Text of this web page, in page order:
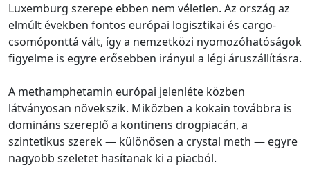
Luxemburg szerepe ebben nem véletlen. Az ország az
elmúlt években fontos európai logisztikai és cargo-
csomóponttá vált, így a nemzetközi nyomozóhatóságok
figyelme is egyre erősebben irányul a légi áruszállításra.
A methamphetamin európai jelenléte közben
látványosan növekszik. Miközben a kokain továbbra is
domináns szereplő a kontinens drogpia­cán, a
szintetikus szerek — különösen a crystal meth — egyre
nagyobb szeletet hasítanak ki a piacból.